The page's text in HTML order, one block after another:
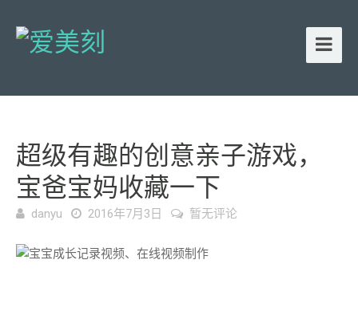
超级有趣的创意亲子游戏，
宝爸宝妈收藏一下
danyu 2016年7月3日 暂无评论